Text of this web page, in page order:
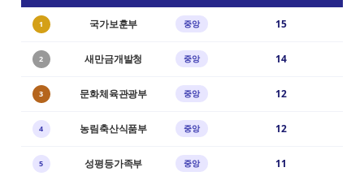
1 국가보훈부 중앙 15
2 새만금개발청 중앙 14
3 문화체육관광부 중앙 12
4 농림축산식품부 중앙 12
5 성평등가족부 중앙 11